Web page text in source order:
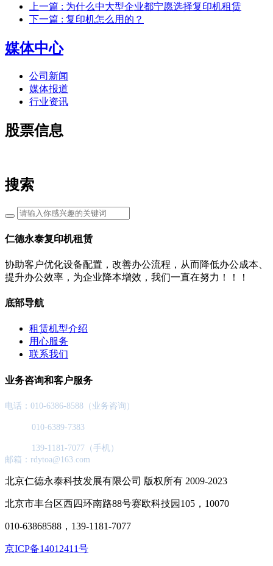
上一篇 : 为什么中大型企业都宁愿选择复印机租赁
下一篇 : 复印机怎么用的？
媒体中心
公司新闻
媒体报道
行业资讯
股票信息
搜索
仁德永泰复印机租赁
协助客户优化设备配置，改善办公流程，从而降低办公成本、
提升办公效率，为企业降本增效，我们一直在努力！！！
底部导航
租赁机型介绍
用心服务
联系我们
业务咨询和客户服务
电话：010-6386-8588（业务咨询）
010-6389-7383
139-1181-7077（手机）
邮箱：rdytoa@163.com
北京仁德永泰科技发展有限公司 版权所有 2009-2023
北京市丰台区西四环南路88号赛欧科技园105，10070
010-63868588，139-1181-7077
京ICP备14012411号